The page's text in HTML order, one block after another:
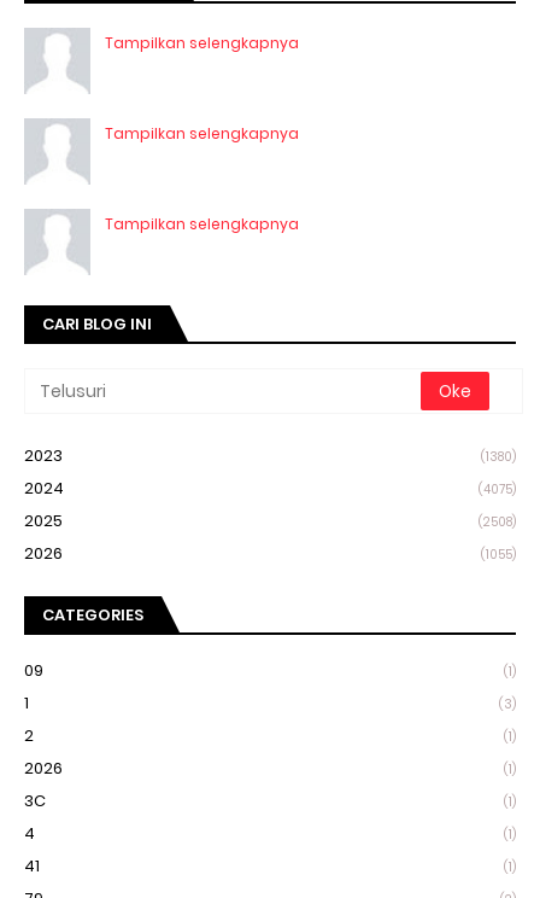
Tampilkan selengkapnya
Tampilkan selengkapnya
Tampilkan selengkapnya
CARI BLOG INI
2023 (1380)
2024 (4075)
2025 (2508)
2026 (1055)
CATEGORIES
09 (1)
1 (3)
2 (1)
2026 (1)
3C (1)
4 (1)
41 (1)